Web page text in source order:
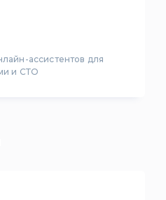
ассистентов для
и СТО